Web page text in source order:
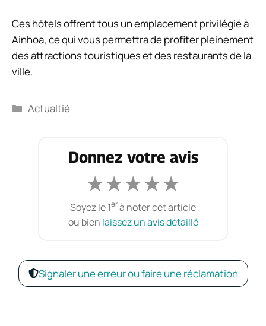
Ces hôtels offrent tous un emplacement privilégié à
Ainhoa, ce qui vous permettra de profiter pleinement
des attractions touristiques et des restaurants de la
ville.
Catégories
Actualtié
Donnez votre avis
★★★★★
Soyez le 1erà noter cet article
ou bien laissez un avis détaillé
Signaler une erreur ou faire une réclamation